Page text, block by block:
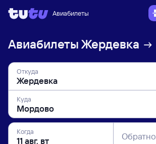
Авиабилеты
Авиабилеты Жердевка
Откуда
Куда
Когда Обратно